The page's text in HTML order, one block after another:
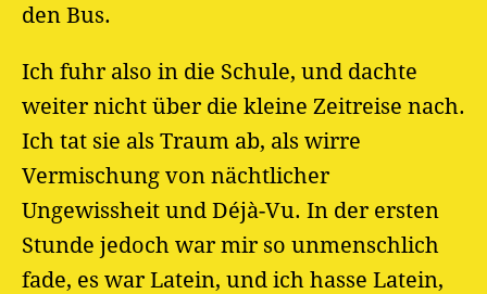
den Bus.
Ich fuhr also in die Schule, und dachte
weiter nicht über die kleine Zeitreise nach.
Ich tat sie als Traum ab, als wirre
Vermischung von nächtlicher
Ungewissheit und Déjà-Vu. In der ersten
Stunde jedoch war mir so unmenschlich
fade, es war Latein, und ich hasse Latein,